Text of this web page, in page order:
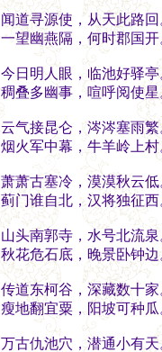
闻道寻源使，从天此路
一望幽燕隔，何时郡国
今日明人眼，临池好驿
稠叠多幽事，喧呼阅使
云气接昆仑，涔涔塞雨
烟火军中幕，牛羊岭上
萧萧古塞冷，漠漠秋云
蓟门谁自北，汉将独征
山头南郭寺，水号北流
秋花危石底，晚景卧钟
传道东柯谷，深藏数十
瘦地翻宜粟，阳坡可种
万古仇池穴，潜通小有